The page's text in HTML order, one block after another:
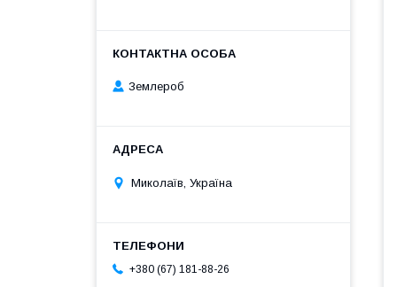
Землероб
Миколаїв, Україна
+380 (67) 181-88-26